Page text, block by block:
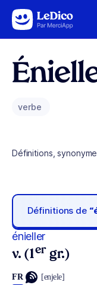
Aller au contenu
verbe
Définitions,
Définitions de
énieller
v. (1er gr.)
FR [enjele]